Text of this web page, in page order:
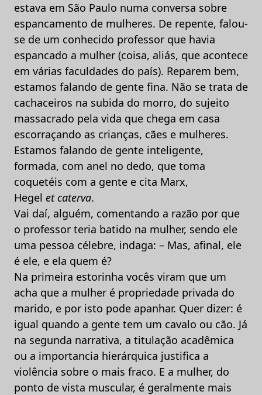
estava em São Paulo numa conversa sobre
espancamento de mulheres. De repente, falou-
se de um conhecido professor que havia
espancado a mulher (coisa, aliás, que acontece
em várias faculdades do país). Reparem bem,
estamos falando de gente fina. Não se trata de
cachaceiros na subida do morro, do sujeito
massacrado pela vida que chega em casa
escorraçando as crianças, cães e mulheres.
Estamos falando de gente inteligente,
formada, com anel no dedo, que toma
coquetéis com a gente e cita Marx,
Hegel etcaterva.
Vai daí, alguém, comentando a razão por que
o professor teria batido na mulher, sendo ele
uma pessoa célebre, indaga: – Mas, afinal, ele
é ele, e ela quem é?
Na primeira estorinha vocês viram que um
acha que a mulher é propriedade privada do
marido, e por isto pode apanhar. Quer dizer: é
igual quando a gente tem um cavalo ou cão. Já
na segunda narrativa, a titulação acadêmica
ou a importancia hierárquica justifica a
violência sobre o mais fraco. E a mulher, do
ponto de vista muscular, é geralmente mais